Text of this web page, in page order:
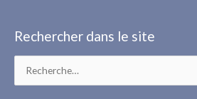
Rechercher dans le site
Rechercher :